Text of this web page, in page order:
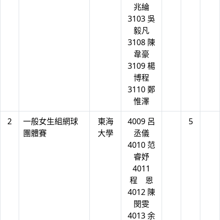
兆綸
3103 吳
毅凡
3108 陳
韋豪
3109 楊
博程
3110 鄭
惟澤
2
一般女生組網球
團體賽
東海
大學
4009 呂
丞儀
4010 范
睿妤
4011
程 恩
4012 陳
閔雯
4013 余
5